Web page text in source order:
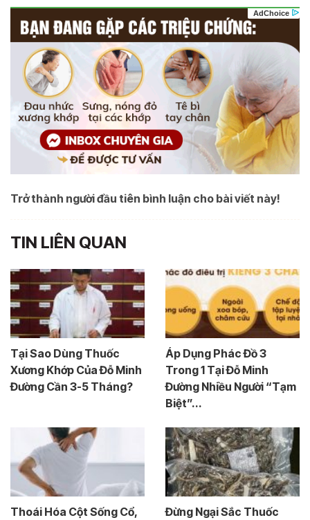
Trở thành người đầu tiên bình luận cho bài viết này!
TIN LIÊN QUAN
Tại Sao Dùng Thuốc
Xương Khớp Của Đỗ Minh
Đường Cần 3-5 Tháng?
Áp Dụng Phác Đồ 3
Trong 1 Tại Đỗ Minh
Đường Nhiều Người “Tạm
Biệt”...
Thoái Hóa Cột Sống Cổ,
Đừng Ngại Sắc Thuốc